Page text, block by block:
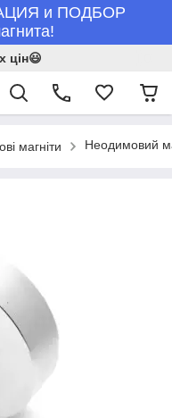
и ПОДБОР
цін😃
магніти Неодимовий